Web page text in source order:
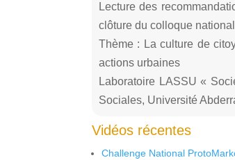
Lecture des
clôture du colloque national
Thème : La culture de
actions urbaines
Laboratoire LASSU «
Sociales, Université
Vidéos récentes
Challenge National